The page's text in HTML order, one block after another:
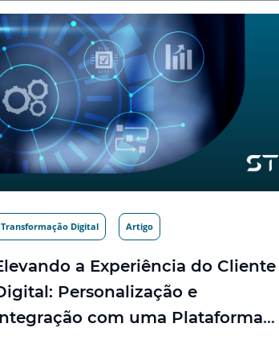
Transformação Digital Artigo
a Experiência do Cliente
Personalização e
com uma Plataforma